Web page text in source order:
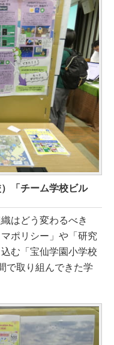
「チーム学校ビル
はどう変わるべき
ポリシー」や「研究
む「宝仙学園小学校
で取り組んできた学